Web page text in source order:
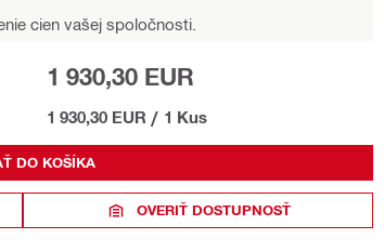
cien vašej spoločnosti.
1 930,30 EUR
1 930,30 EUR / 1 Kus
DO KOŠÍKA
OVERIŤ DOSTUPNOSŤ